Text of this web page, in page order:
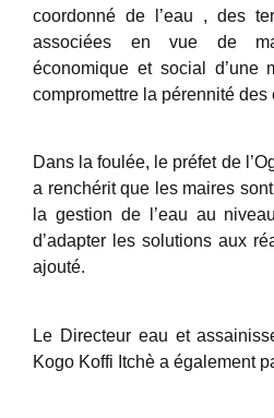
coordonné de l’eau , des
associées en vue de
économique et social d’une
compromettre la pérennité des
Dans la foulée, le préfet de
a renchérit que les maires
la gestion de l’eau au
d’adapter les solutions aux
ajouté.
Le Directeur eau et
Kogo Koffi Itchè a également